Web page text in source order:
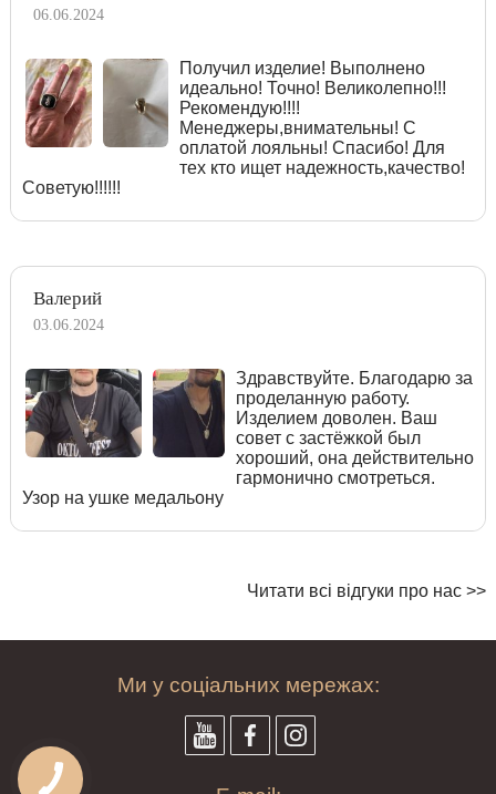
06.06.2024
Получил изделие! Выполнено
идеально! Точно! Великолепно!!!
Рекомендую!!!!
Менеджеры,внимательны! С
оплатой лояльны! Спасибо! Для
тех кто ищет надежность,качество!
Советую!!!!!!
Валерий
03.06.2024
Здравствуйте. Благодарю за
проделанную работу.
Изделием доволен. Ваш
совет с застёжкой был
хороший, она действительно
гармонично смотреться.
Узор на ушке медальону
Читати всі відгуки про нас >>
Ми у соціальних мережах: